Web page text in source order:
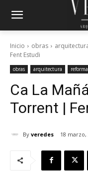
Inicio obras
Fent Estudi
obras arquitectura
Ca La
Torrent |
By veredes 18 marzo,